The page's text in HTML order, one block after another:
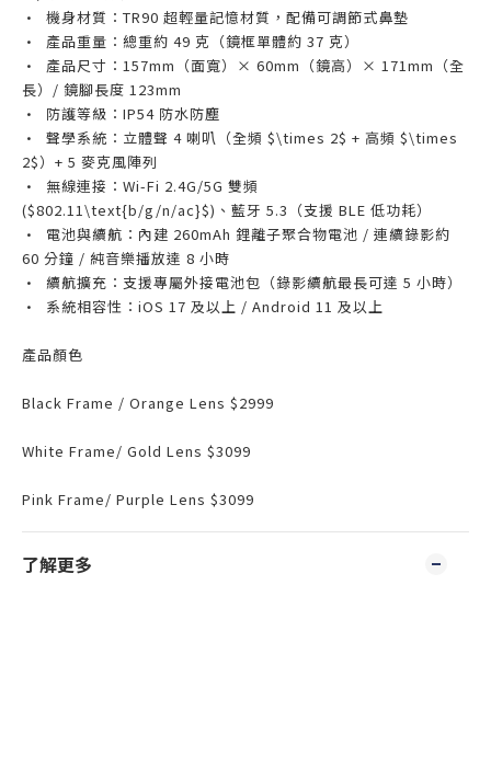
• 機身材質：TR90 超輕量記憶材質，配備可調節式鼻墊
• 產品重量：總重約 49 克（鏡框單體約 37 克）
• 產品尺寸：157mm（面寬）× 60mm（鏡高）× 171mm（全
長）/ 鏡腳長度 123mm
• 防護等級：IP54 防水防塵
• 聲學系統：立體聲 4 喇叭（全頻 $\times 2$ + 高頻 $\times
2$）+ 5 麥克風陣列
• 無線連接：Wi-Fi 2.4G/5G 雙頻
($802.11\text{b/g/n/ac}$)、藍牙 5.3（支援 BLE 低功耗）
• 電池與續航：內建 260mAh 鋰離子聚合物電池 / 連續錄影約
60 分鐘 / 純音樂播放達 8 小時
• 續航擴充：支援專屬外接電池包（錄影續航最長可達 5 小時）
• 系統相容性：iOS 17 及以上 / Android 11 及以上
產品顏色
Black Frame / Orange Lens $2999
White Frame/ Gold Lens $3099
Pink Frame/ Purple Lens $3099
了解更多